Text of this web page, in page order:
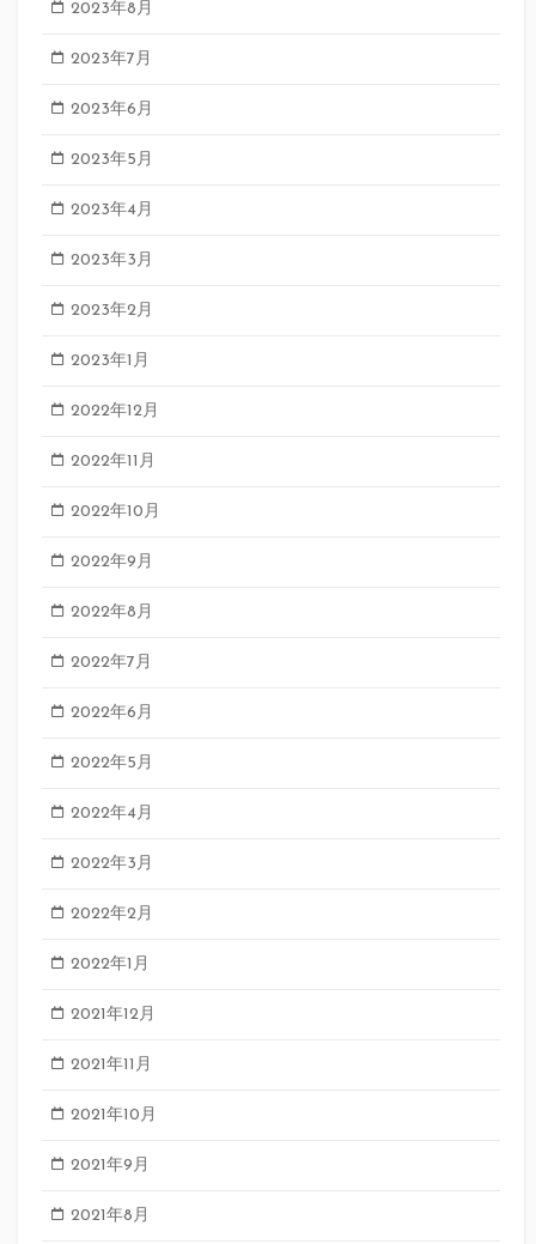
2023年8月
2023年7月
2023年6月
2023年5月
2023年4月
2023年3月
2023年2月
2023年1月
2022年12月
2022年11月
2022年10月
2022年9月
2022年8月
2022年7月
2022年6月
2022年5月
2022年4月
2022年3月
2022年2月
2022年1月
2021年12月
2021年11月
2021年10月
2021年9月
2021年8月